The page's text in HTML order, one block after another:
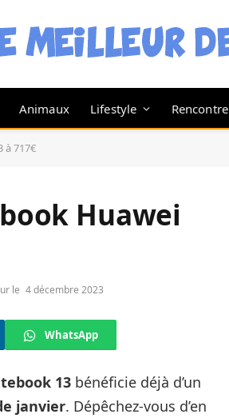
Animaux Lifestyle Rencontre
à 717€
Huawei
le 4 décembre 2023
WhatsApp
13 bénéficie déjà d’un
janvier. Dépêchez-vous d’en